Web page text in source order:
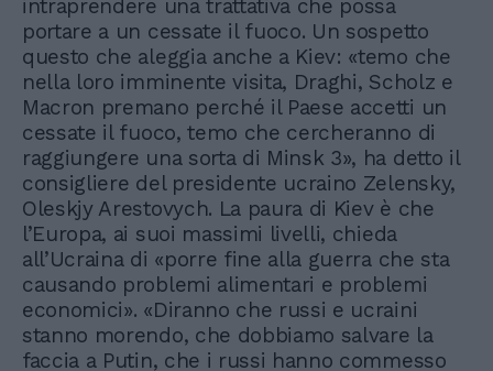
intraprendere una trattativa che possa
portare a un cessate il fuoco. Un sospetto
questo che aleggia anche a Kiev: «temo che
nella loro imminente visita, Draghi, Scholz e
Macron premano perché il Paese accetti un
cessate il fuoco, temo che cercheranno di
raggiungere una sorta di Minsk 3», ha detto il
consigliere del presidente ucraino Zelensky,
Oleskjy Arestovych. La paura di Kiev è che
l’Europa, ai suoi massimi livelli, chieda
all’Ucraina di «porre fine alla guerra che sta
causando problemi alimentari e problemi
economici». «Diranno che russi e ucraini
stanno morendo, che dobbiamo salvare la
faccia a Putin, che i russi hanno commesso